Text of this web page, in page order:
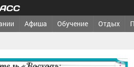
Афиша Обучение Отдых